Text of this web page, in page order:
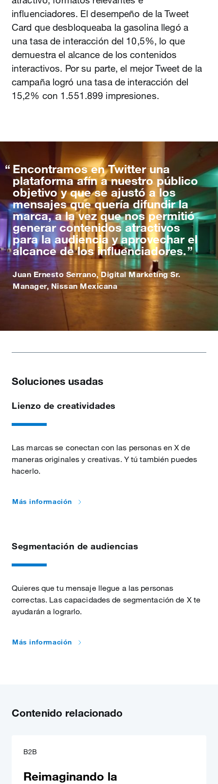
influenciadores. El desempeño de la Tweet
Card que desbloqueaba la gasolina llegó a
una tasa de interacción del 10,5%, lo que
demuestra el alcance de los contenidos
interactivos. Por su parte, el mejor Tweet de la
campaña logró una tasa de interacción del
15,2% con 1.551.899 impresiones.
Encontramos en Twitter una
plataforma afín a nuestro público
objetivo y que se ajustó a los
mensajes que quería difundir la
marca, a la vez que nos permitió
generar contenidos atractivos
para la audiencia y aprovechar el
alcance de los influenciadores.
Juan Ernesto Serrano, Digital Marketing Sr.
Manager, Nissan Mexicana
Soluciones usadas
Lienzo de creatividades
Las marcas se conectan con las personas en X de
maneras originales y creativas. Y tú también puedes
hacerlo.
Más información
Segmentación de audiencias
Quieres que tu mensaje llegue a las personas
correctas. Las capacidades de segmentación de X te
ayudarán a lograrlo.
Más información
Contenido relacionado
B2B
Reimaginando la